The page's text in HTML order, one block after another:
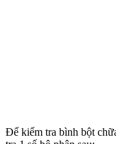
Để kiểm tra bình bột